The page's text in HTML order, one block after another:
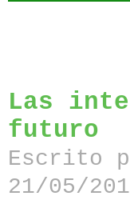
Las
futuro
Escrito
21/05/